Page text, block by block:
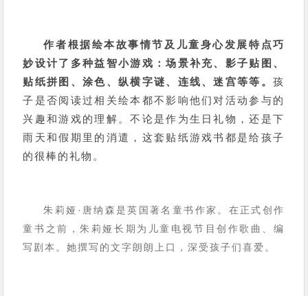
作者根据绘本故事情节及儿童身心发展特点巧
妙设计了多种益智小游戏：场景补充、影子贴图、
贴纸拼图、涂色、纵横字谜、连线、迷宫等等。孩
子是否阅读过相关绘本都不影响他们对活动参与的
兴趣和游戏的理解。不论是作为生日礼物，还是下
雨天和假期里的消遣，这套贴纸游戏书都是给孩子
的很棒的礼物。
朱莉娅·唐纳森是英国著名童书作家。在正式创作
童书之前，朱莉娅长期为儿童电视节目创作歌曲、编
写剧本。她撰写的文字朗朗上口，深受孩子们喜爱。